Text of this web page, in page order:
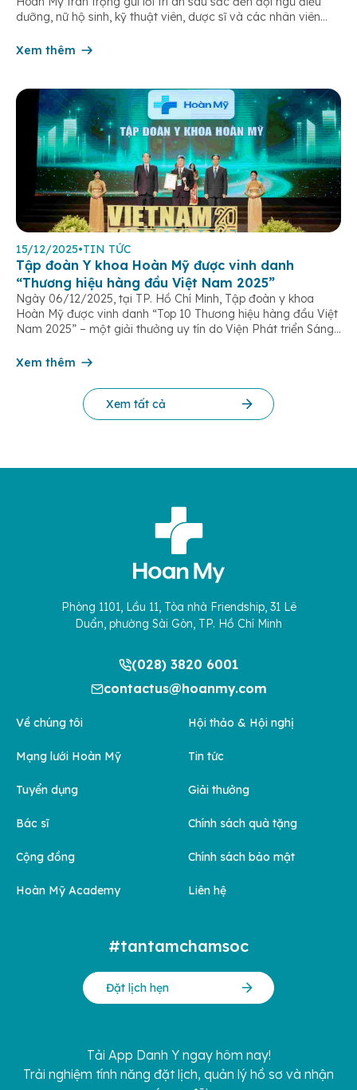
dưỡng, nữ hộ sinh, kỹ thuật viên, dược sĩ và các nhân viên
âm thầm đồng hành trên […]
Xem thêm
15/12/2025•TIN TỨC
Tập đoàn Y khoa Hoàn Mỹ được vinh danh
“Thương hiệu hàng đầu Việt Nam 2025”
Ngày 06/12/2025, tại TP. Hồ Chí Minh, Tập đoàn y khoa
Hoàn Mỹ được vinh danh “Top 10 Thương hiệu hàng đầu Việt
Nam 2025” – một giải thưởng uy tín do Viện Phát triển Sáng
cứu Phát triển Doanh nghiệp Châu Á […]
Xem thêm
Xem tất cả
Phòng 1101, Lầu 11, Tòa nhà Friendship, 31 Lê
Duẩn, phường Sài Gòn, TP. Hồ Chí Minh
(028) 3820 6001
contactus@hoanmy.com
Về chúng tôi
Mạng lưới Hoàn Mỹ
Tuyển dụng
Bác sĩ
Cộng đồng
Hoàn Mỹ Academy
Hội thảo & Hội nghị
Tin tức
Giải thưởng
Chính sách quà tặng
Chính sách bảo mật
Liên hệ
#tantamchamsoc
Đặt lịch hẹn
Tải App Danh Y ngay hôm nay!
Trải nghiệm tính năng đặt lịch, quản lý hồ sơ và nhận